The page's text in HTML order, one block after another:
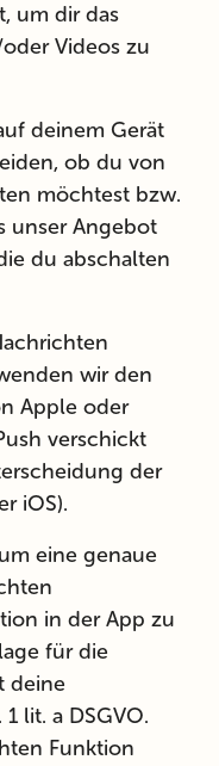
um dir das
Videos zu
deinem Gerät
ob du von
möchtest bzw.
unser Angebot
du abschalten
wir den
Apple oder
verschickt
der
iOS).
eine genaue
in der App zu
für die
deine
lit. a DSGVO.
Funktion